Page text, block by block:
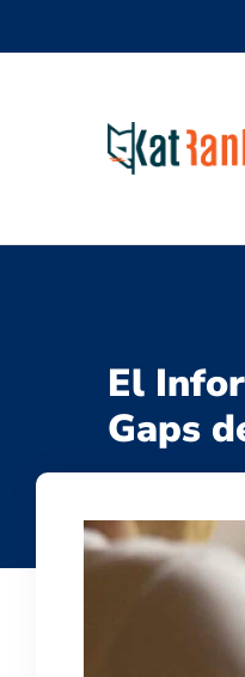
El
Gaps